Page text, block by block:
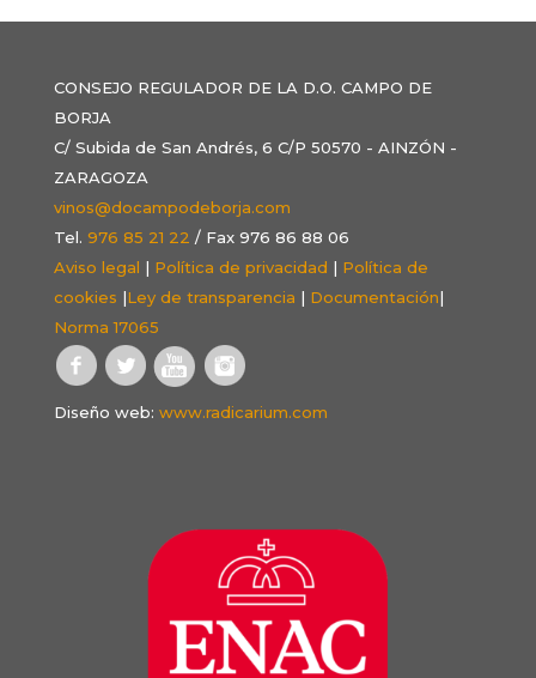
CONSEJO REGULADOR DE LA D.O. CAMPO DE
BORJA
C/ Subida de San Andrés, 6 C/P 50570 - AINZÓN -
ZARAGOZA
vinos@docampodeborja.com
Tel. 976 85 21 22 / Fax 976 86 88 06
Aviso legal | Política de privacidad | Política de
cookies |Ley de transparencia | Documentación|
Norma 17065
Diseño web: www.radicarium.com